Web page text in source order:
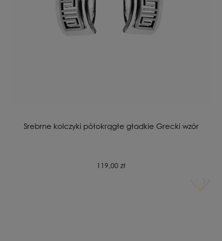
Srebrne kolczyki półokrągłe gładkie Grecki wzór
119,00 zł